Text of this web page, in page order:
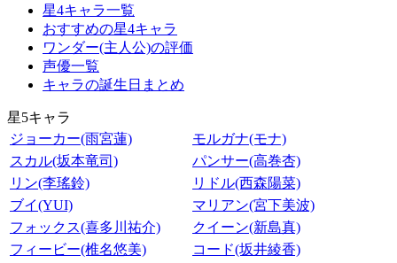
星4キャラ一覧
おすすめの星4キャラ
ワンダー(主人公)の評価
声優一覧
キャラの誕生日まとめ
星5キャラ
ジョーカー(雨宮蓮)
モルガナ(モナ)
スカル(坂本竜司)
パンサー(高巻杏)
リン(李瑤鈴)
リドル(西森陽菜)
ブイ(YUI)
マリアン(宮下美波)
フォックス(喜多川祐介)
クイーン(新島真)
フィービー(椎名悠美)
コード(坂井綾香)